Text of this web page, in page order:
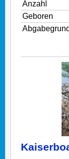
Anzahl
Geboren
Abgabegrund